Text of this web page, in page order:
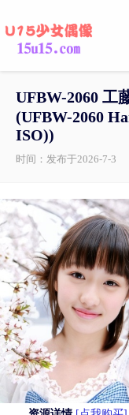
UFBW-2060 工
(UFBW-2060
ISO))
时间：发布于2026-7-3